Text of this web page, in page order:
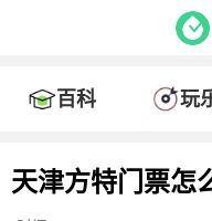
百科 玩
天津方特门票怎